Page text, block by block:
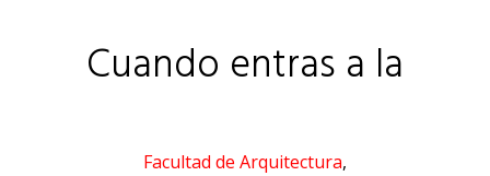
Cuando entras a la
Facultad de Arquitectura,